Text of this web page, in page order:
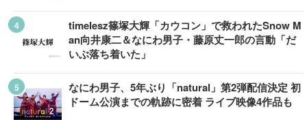
timelesz篠塚大輝「カウコン」で救われたSnow M
an向井康二＆なにわ男子・藤原丈一郎の言動「だ
いぶ落ち着いた」
なにわ男子、5年ぶり「natural」第2弾配信決定 初
ドーム公演までの軌跡に密着 ライブ映像4作品も